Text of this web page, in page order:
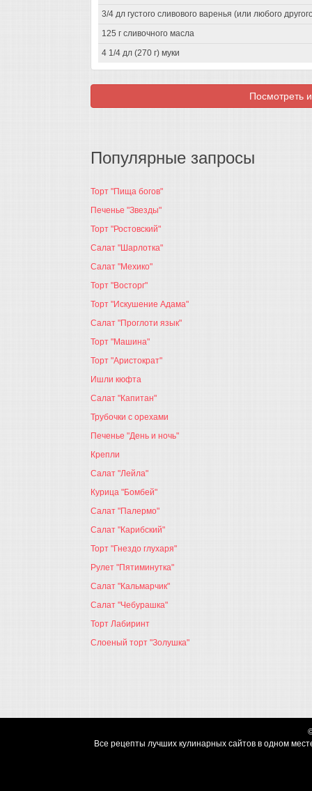
3/4 дл густого сливового варенья (или любого
125 г сливочного масла
4 1/4 дл (270 г) муки
Посмотреть
Популярные запросы
Торт "Пища богов"
Печенье "Звезды"
Торт "Ростовский"
Салат "Шарлотка"
Салат "Мехико"
Торт "Восторг"
Торт "Искушение Адама"
Салат "Проглоти язык"
Торт "Машина"
Торт "Аристократ"
Ишли кюфта
Салат "Капитан"
Трубочки с орехами
Печенье "День и ночь"
Крепли
Салат "Лейла"
Курица "Бомбей"
Салат "Палермо"
Салат "Карибский"
Торт "Гнездо глухаря"
Рулет "Пятиминутка"
Салат "Кальмарчик"
Салат "Чебурашка"
Торт Лабиринт
Слоеный торт "Золушка"
Все рецепты лучших кулинарных сайтов в одном